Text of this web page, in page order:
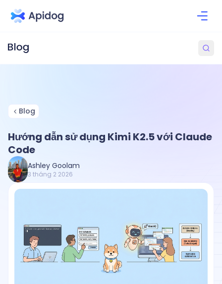
Blog
Hướng dẫn sử dụng Kimi K2.5 với Claude
Code
Ashley Goolam
3 tháng 2 2026